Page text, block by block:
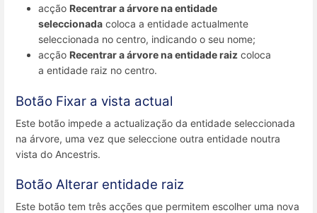
acção Recentrar a árvore na entidade
seleccionada coloca a entidade actualmente
seleccionada no centro, indicando o seu nome;
acção Recentrar a árvore na entidade raiz coloca
a entidade raiz no centro.
Botão Fixar a vista actual
Este botão impede a actualização da entidade seleccionada
na árvore, uma vez que seleccione outra entidade noutra
vista do Ancestris.
Botão Alterar entidade raiz
Este botão tem três acções que permitem escolher uma nova